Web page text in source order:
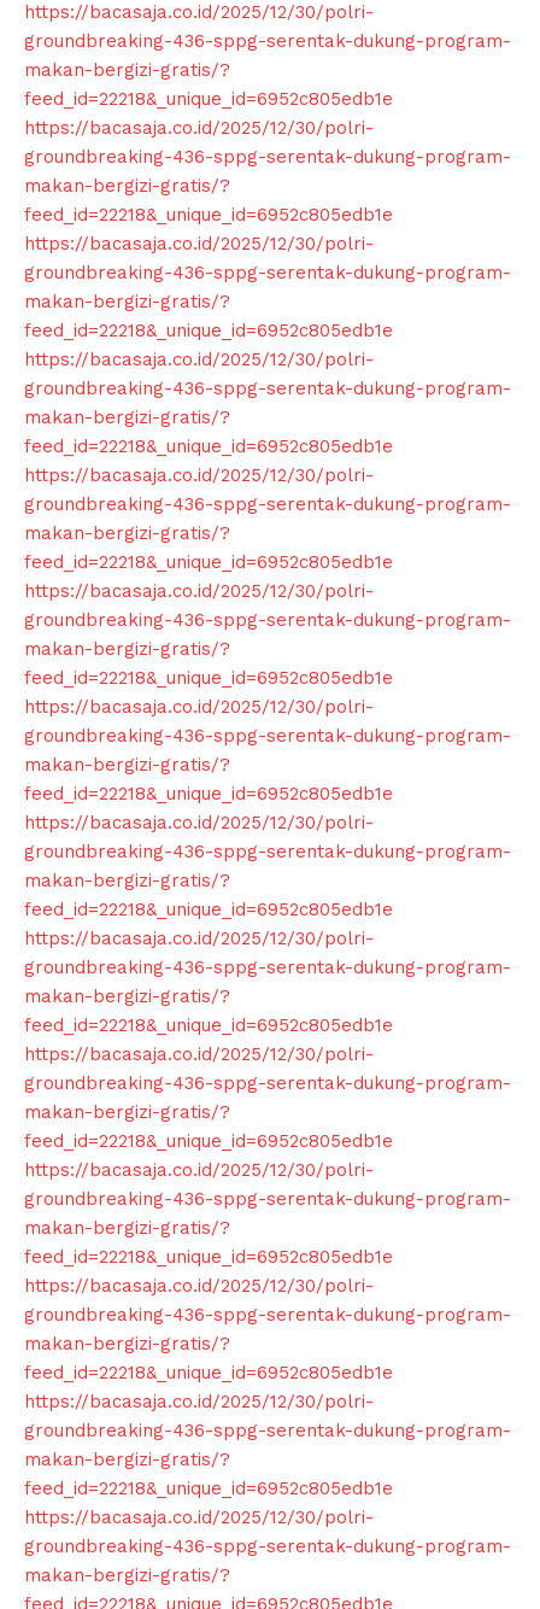
News Week
Magazine PRO
https://bacasaja.co.id/2025/12/30/polri-
groundbreaking-436-sppg-serentak-dukung-program-
makan-bergizi-gratis/?
feed_id=22218&_unique_id=6952c805edb1e
https://bacasaja.co.id/2025/12/30/polri-
groundbreaking-436-sppg-serentak-dukung-program-
makan-bergizi-gratis/?
feed_id=22218&_unique_id=6952c805edb1e
https://bacasaja.co.id/2025/12/30/polri-
groundbreaking-436-sppg-serentak-dukung-program-
makan-bergizi-gratis/?
feed_id=22218&_unique_id=6952c805edb1e
https://bacasaja.co.id/2025/12/30/polri-
groundbreaking-436-sppg-serentak-dukung-program-
makan-bergizi-gratis/?
feed_id=22218&_unique_id=6952c805edb1e
https://bacasaja.co.id/2025/12/30/polri-
groundbreaking-436-sppg-serentak-dukung-program-
makan-bergizi-gratis/?
feed_id=22218&_unique_id=6952c805edb1e
https://bacasaja.co.id/2025/12/30/polri-
groundbreaking-436-sppg-serentak-dukung-program-
makan-bergizi-gratis/?
feed_id=22218&_unique_id=6952c805edb1e
https://bacasaja.co.id/2025/12/30/polri-
groundbreaking-436-sppg-serentak-dukung-program-
makan-bergizi-gratis/?
feed_id=22218&_unique_id=6952c805edb1e
https://bacasaja.co.id/2025/12/30/polri-
groundbreaking-436-sppg-serentak-dukung-program-
makan-bergizi-gratis/?
feed_id=22218&_unique_id=6952c805edb1e
https://bacasaja.co.id/2025/12/30/polri-
groundbreaking-436-sppg-serentak-dukung-program-
makan-bergizi-gratis/?
feed_id=22218&_unique_id=6952c805edb1e
https://bacasaja.co.id/2025/12/30/polri-
groundbreaking-436-sppg-serentak-dukung-program-
makan-bergizi-gratis/?
feed_id=22218&_unique_id=6952c805edb1e
https://bacasaja.co.id/2025/12/30/polri-
groundbreaking-436-sppg-serentak-dukung-program-
makan-bergizi-gratis/?
feed_id=22218&_unique_id=6952c805edb1e
https://bacasaja.co.id/2025/12/30/polri-
groundbreaking-436-sppg-serentak-dukung-program-
makan-bergizi-gratis/?
feed_id=22218&_unique_id=6952c805edb1e
https://bacasaja.co.id/2025/12/30/polri-
groundbreaking-436-sppg-serentak-dukung-program-
makan-bergizi-gratis/?
feed_id=22218&_unique_id=6952c805edb1e
https://bacasaja.co.id/2025/12/30/polri-
groundbreaking-436-sppg-serentak-dukung-program-
makan-bergizi-gratis/?
feed_id=22218&_unique_id=6952c805edb1e